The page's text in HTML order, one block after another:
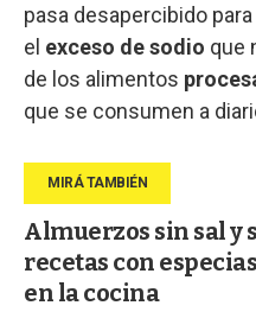
pasa desapercibido
el exceso de sodio que
de los alimentos
que se consumen a
Almuerzos sin sal y
recetas con
en la cocina